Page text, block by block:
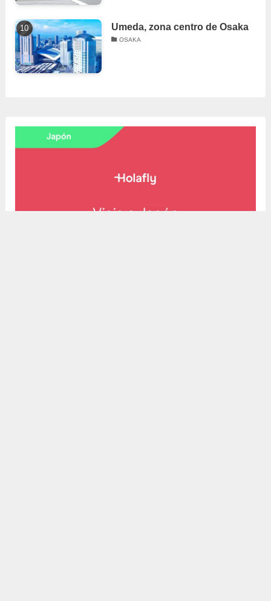
Umeda, zona centro de Osaka
OSAKA